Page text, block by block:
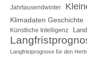
Jahrtausendwinter
Klimadaten Geschichte
Künstliche Intelligenz
Langfristprognose für den